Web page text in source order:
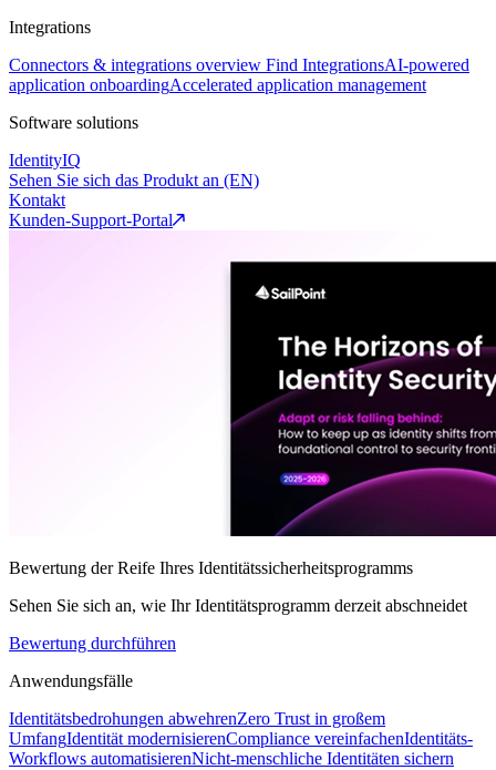
Integrations
Connectors & integrations overview Find IntegrationsAI-powered
application onboardingAccelerated application management
Software solutions
IdentityIQ
Sehen Sie sich das Produkt an (EN)
Kontakt
Kunden-Support-Portal
Bewertung der Reife Ihres Identitätssicherheitsprogramms
Sehen Sie sich an, wie Ihr Identitätsprogramm derzeit abschneidet
Bewertung durchführen
Anwendungsfälle
Identitätsbedrohungen abwehrenZero Trust in großem
UmfangIdentität modernisierenCompliance vereinfachenIdentitäts-
Workflows automatisierenNicht-menschliche Identitäten sichern